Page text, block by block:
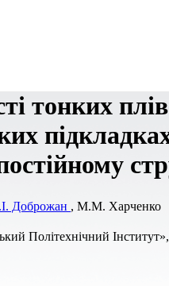
тонких
Доброжан , M.M. Харченко
Політехнічний